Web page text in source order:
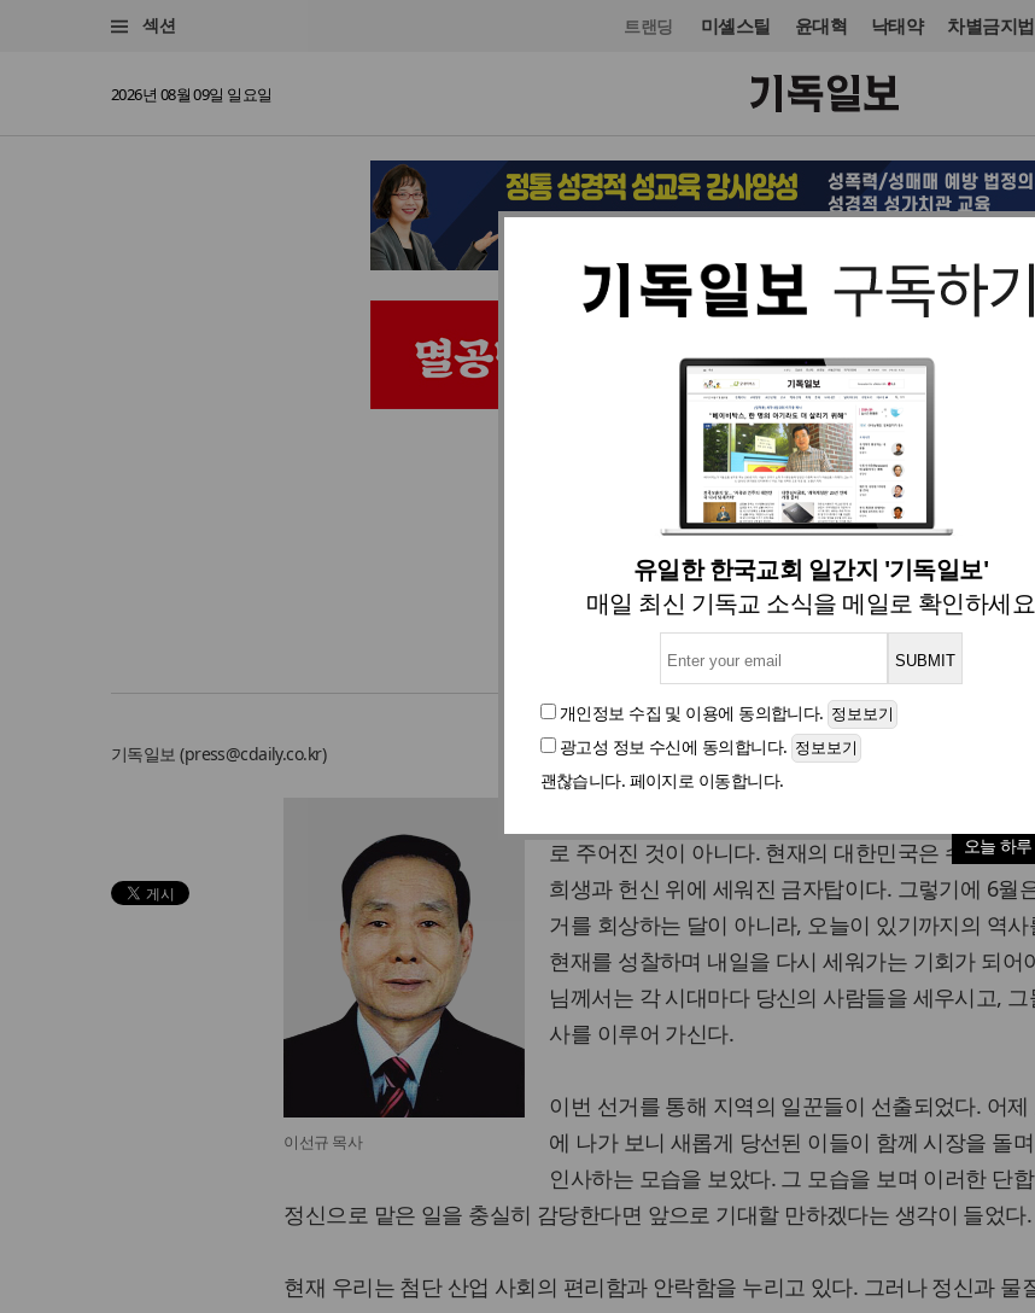
섹션 트랜딩 미셸스틸 윤대혁 낙태약 차별금지법
2026년 08월 09일 일요일
유일한 한국교회 일간지 '기독일보'
매일 최신 기독교 소식을 메일로 확인하세요
개인정보 수집 및 이용에 동의합니다.
광고성 정보 수신에 동의합니다.
괜찮습니다. 페이지로 이동합니다.
오늘 하
오피니언·칼럼 입력 2026. 06. 10 16:31
새롭게 당선된 이들에게
이선규 목사(대림다문화센터 대표, 연합교회 담
기독일보 (press@cdaily.co.kr)
이선규 목사
오늘 우리가 누리는 평안과 자유, 그리고 신앙의 삶
로 주어진 것이 아니다. 현재의 대한민국은 수많은
희생과 헌신 위에 세워진 금자탑이다. 그렇기에 6월
거를 회상하는 달이 아니라, 오늘이 있기까지의 역
현재를 성찰하며 내일을 다시 세워가는 기회가 되어
님께서는 각 시대마다 당신의 사람들을 세우시고, 그
사를 이루어 가신다.
이번 선거를 통해 지역의 일꾼들이 선출되었다. 어
에 나가 보니 새롭게 당선된 이들이 함께 시장을 돌
인사하는 모습을 보았다. 그 모습을 보며 이러한 단
정신으로 맡은 일을 충실히 감당한다면 앞으로 기대할 만하겠다는 생각이 들었다.
현재 우리는 첨단 산업 사회의 편리함과 안락함을 누리고 있다. 그러나 정신과 물